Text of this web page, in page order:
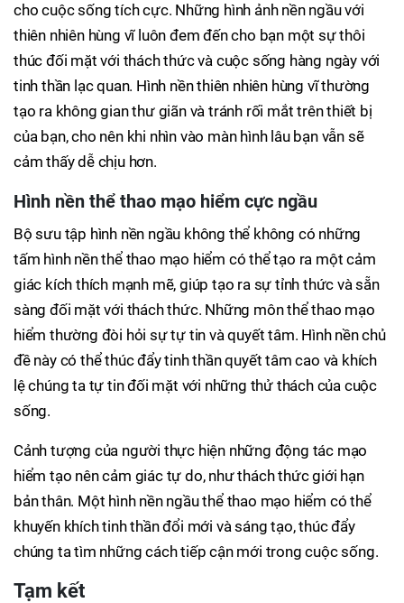
cho cuộc sống tích cực. Những hình ảnh nền ngầu với
thiên nhiên hùng vĩ luôn đem đến cho bạn một sự thôi
thúc đối mặt với thách thức và cuộc sống hàng ngày với
tinh thần lạc quan. Hình nền thiên nhiên hùng vĩ thường
tạo ra không gian thư giãn và tránh rối mắt trên thiết bị
của bạn, cho nên khi nhìn vào màn hình lâu bạn vẫn sẽ
cảm thấy dễ chịu hơn.
Hình nền thể thao mạo hiểm cực ngầu
Bộ sưu tập hình nền ngầu không thể không có những
tấm hình nền thể thao mạo hiểm có thể tạo ra một cảm
giác kích thích mạnh mẽ, giúp tạo ra sự tỉnh thức và sẵn
sàng đối mặt với thách thức. Những môn thể thao mạo
hiểm thường đòi hỏi sự tự tin và quyết tâm. Hình nền chủ
đề này có thể thúc đẩy tinh thần quyết tâm cao và khích
lệ chúng ta tự tin đối mặt với những thử thách của cuộc
sống.
Cảnh tượng của người thực hiện những động tác mạo
hiểm tạo nên cảm giác tự do, như thách thức giới hạn
bản thân. Một hình nền ngầu thể thao mạo hiểm có thể
khuyến khích tinh thần đổi mới và sáng tạo, thúc đẩy
chúng ta tìm những cách tiếp cận mới trong cuộc sống.
Tạm kết